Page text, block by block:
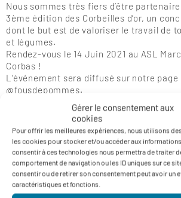
Gérer le consentement aux
cookies
Pour offrir les meilleures expériences, nous utilisons
les cookies pour stocker et/ou accéder aux
consentir à ces technologies nous permettra de traiter
comportement de navigation ou les ID uniques sur ce
consentir ou de retirer son consentement peut avoir un
caractéristiques et fonctions.
Nous sommes très fiers d’être
3ème édition des Corbeilles d’or, un
dont le but est de valoriser le travail de
et légumes.
Rendez-vous le 14 Juin 2021 au ASL
Corbas !
L’événement sera diffusé sur notre page
@fousdepommes.